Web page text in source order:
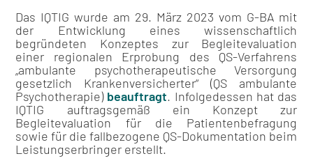
Das IQTIG wurde am 29. März 2023 vom G-BA mit
der Entwicklung eines wissenschaftlich
begründeten Konzeptes zur Begleitevaluation
einer regionalen Erprobung des QS-Verfahrens
„ambulante psychotherapeutische Versorgung
gesetzlich Krankenversicherter“ (QS ambulante
Psychotherapie) beauftragt. Infolgedessen hat das
IQTIG auftragsgemäß ein Konzept zur
Begleitevaluation für die Patientenbefragung
sowie für die fallbezogene QS-Dokumentation beim
Leistungserbringer erstellt.